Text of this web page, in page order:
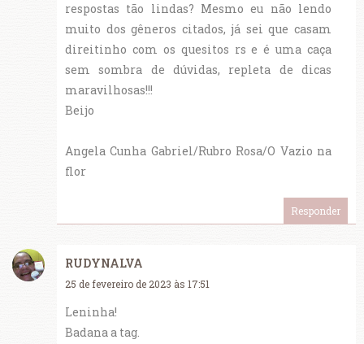
respostas tão lindas? Mesmo eu não lendo
muito dos gêneros citados, já sei que casam
direitinho com os quesitos rs e é uma caça
sem sombra de dúvidas, repleta de dicas
maravilhosas!!!
Beijo
Angela Cunha Gabriel/Rubro Rosa/O Vazio na
flor
Responder
RUDYNALVA
25 de fevereiro de 2023 às 17:51
Leninha!
Badana a tag.